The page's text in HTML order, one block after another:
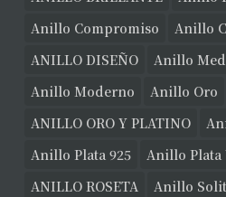
Anillo Compromiso
Anillo
ANILLO DISEÑO
Anillo
Anillo Moderno
Anillo Oro
ANILLO ORO Y PLATINO
Anillo Plata 925
Anillo Plata
ANILLO ROSETA
Anillo